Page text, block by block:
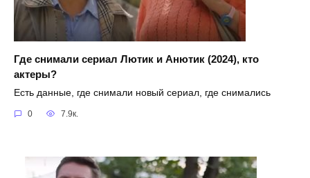
Где снимали сериал Лютик и Анютик (2024), кто
актеры?
Есть данные, где снимали новый сериал, где снимались
0 7.9к.